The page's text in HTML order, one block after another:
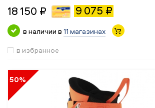
18 150 ₽ 9 075 ₽
в наличии в 11 магазинах
в избранное
50%